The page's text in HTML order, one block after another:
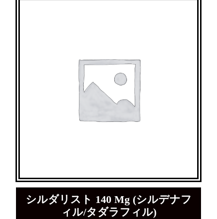
シルダリスト 140 Mg (シルデナフ
ィル/タダラフィル)